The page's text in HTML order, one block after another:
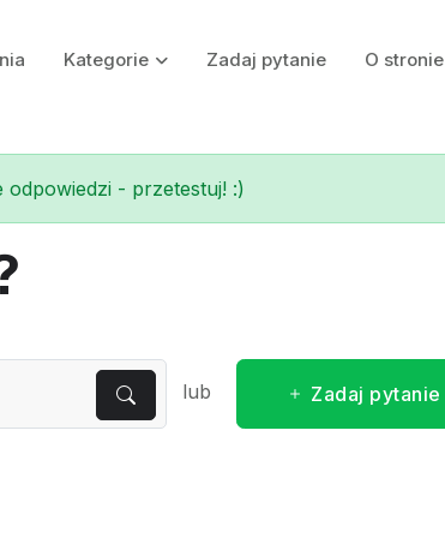
Kategorie Zadaj pytanie O stronie
odpowiedzi - przetestuj! :)
lub Zadaj pytanie